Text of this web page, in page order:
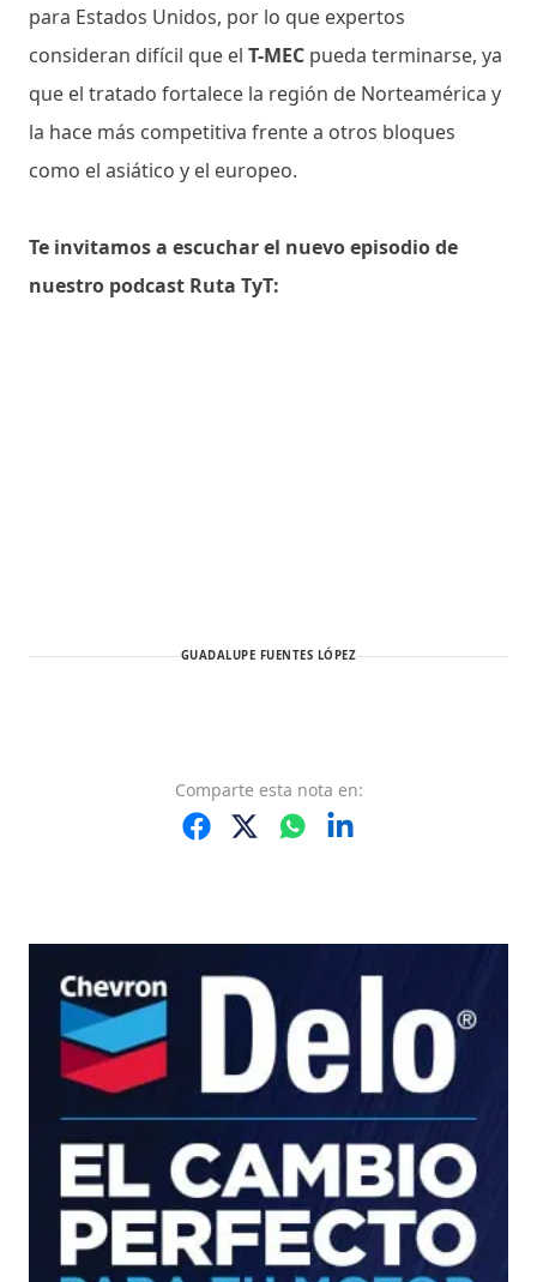
para Estados Unidos, por lo que expertos
consideran difícil que el T-MEC pueda terminarse, ya
que el tratado fortalece la región de Norteamérica y
la hace más competitiva frente a otros bloques
como el asiático y el europeo.
Te invitamos a escuchar el nuevo episodio de
nuestro podcast Ruta TyT:
GUADALUPE FUENTES LÓPEZ
Comparte esta nota en: